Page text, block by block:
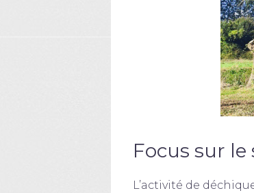
Focus sur
L’activité de